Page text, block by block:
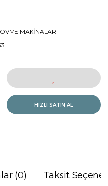
MAKİNALARI
HIZLI SATIN AL
(0) Taksit